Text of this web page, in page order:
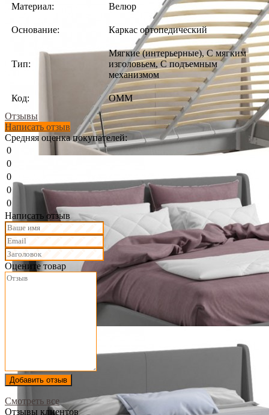
Материал: Велюр
Основание: Каркас ортопедический
Тип:
Мягкие (интерьерные), С мягким
изголовьем, С подъемным
механизмом
Код:
ОММ
Отзывы
Написать отзыв
Средняя оценка покупателей:
0
0
0
0
0
Написать отзыв
Оцените товар
Добавить отзыв
Смотреть все
Отзывы клиентов